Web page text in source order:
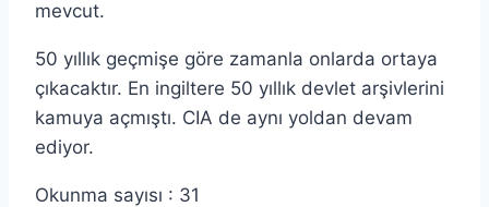
mevcut.
50 yıllık geçmişe göre zamanla onlarda ortaya
çıkacaktır. En ingiltere 50 yıllık devlet arşivlerini
kamuya açmıştı. CIA de aynı yoldan devam
ediyor.
Okunma sayısı : 31